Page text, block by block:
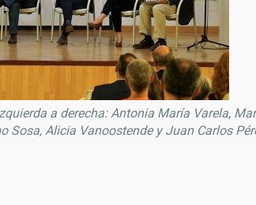
a derecha: Antonia María Varela,
Sosa, Alicia Vanoostende y Juan Carlos